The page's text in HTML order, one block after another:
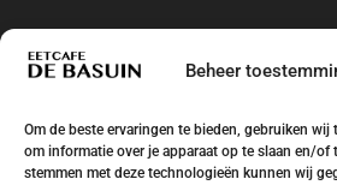
Beheer
Om de beste ervaringen te bieden, gebruiken
om informatie over je apparaat op te slaan en/of
stemmen met deze technologieën kunnen wij